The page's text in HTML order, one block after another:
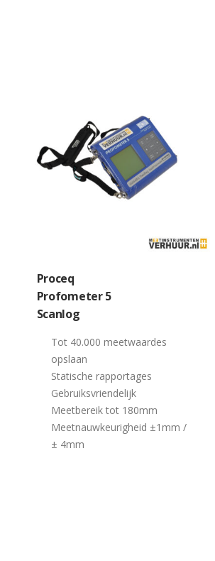
Proceq
Profometer 5
Scanlog
Tot 40.000 meetwaardes
opslaan
Statische rapportages
Gebruiksvriendelijk
Meetbereik tot 180mm
Meetnauwkeurigheid ±1mm /
± 4mm